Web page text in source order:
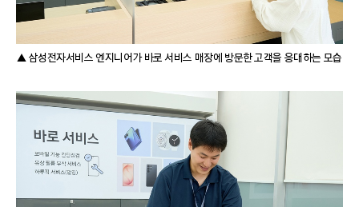
▲ 삼성전자서비스 엔지니어가 바로 서비스 매장에 방문한 고객을 응대하는 모습